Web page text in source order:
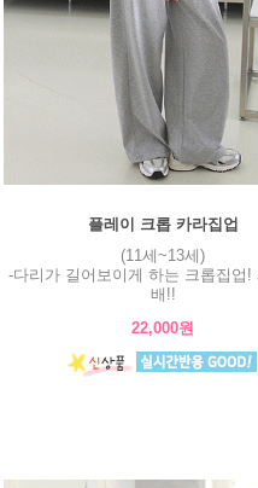
플레이 크롭 카라집업
(11세~13세)
-다리가 길어보이게 하는 크롭집업!
배!!
22,000원